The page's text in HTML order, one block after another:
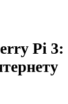
Pi 3: